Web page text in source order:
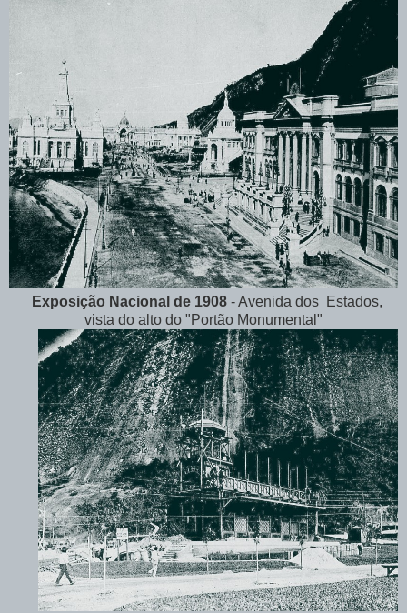
Exposição Nacional de 1908 - Avenida dos Estados,
vista do alto do "Portão Monumental"